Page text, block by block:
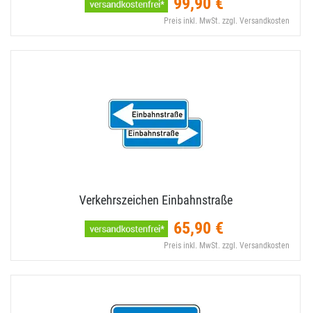
Preis inkl. MwSt. zzgl. Versandkosten
Verkehrszeichen Einbahnstraße
65,90 €
Preis inkl. MwSt. zzgl. Versandkosten